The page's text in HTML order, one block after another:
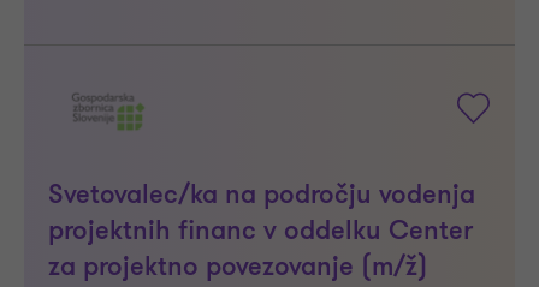
Svetovalec/ka na področju vodenja
projektnih financ v oddelku Center
za projektno povezovanje (m/ž)